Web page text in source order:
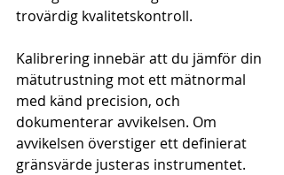
trovärdig kvalitetskontroll.
Kalibrering innebär att du jämför din
mätutrustning mot ett mätnormal
med känd precision, och
dokumenterar avvikelsen. Om
avvikelsen överstiger ett definierat
gränsvärde justeras instrumentet.